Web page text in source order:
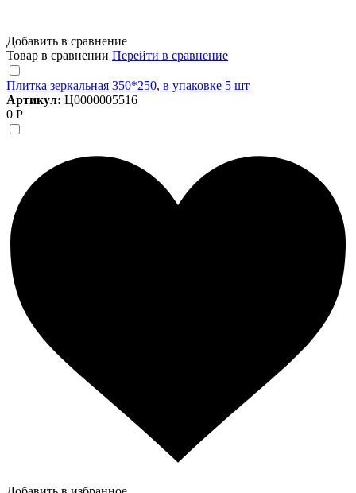
Добавить в сравнение
Товар в сравнении Перейти в сравнение
Плитка зеркальная 350*250, в упаковке 5 шт
Артикул: Ц0000005516
0 Р